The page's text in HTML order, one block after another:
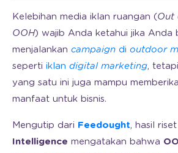
Kelebihan media iklan ruangan (Out
OOH) wajib Anda ketahui jika Anda
menjalankan campaign di outdoor
seperti iklan digital marketing,
yang satu ini juga mampu
manfaat untuk bisnis.
Mengutip dari Feedought, hasil riset
Intelligence mengatakan bahwa